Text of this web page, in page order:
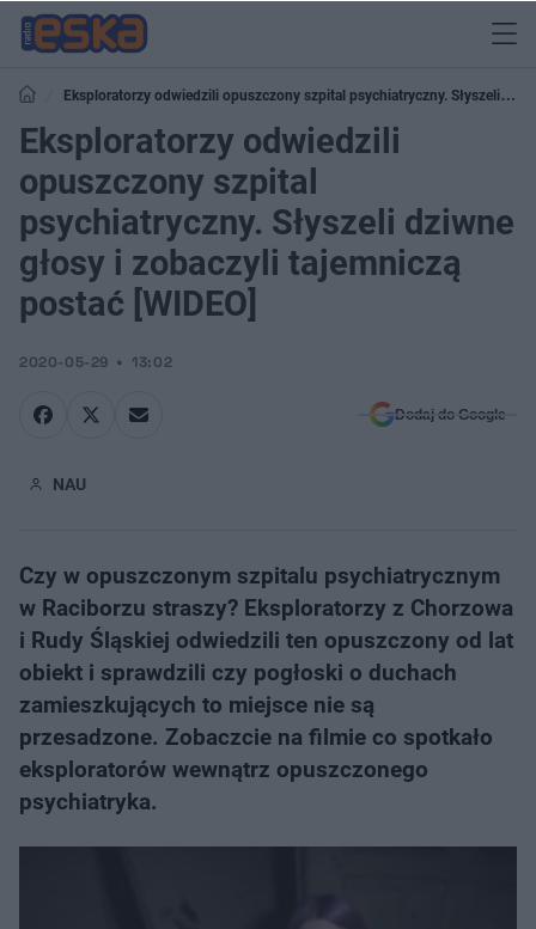
Eksploratorzy odwiedzili opuszczony szpital psychiatryczny. Słyszeli
dziwne głosy i zobaczyli tajemniczą postać [WIDEO]
Eksploratorzy odwiedzili
opuszczony szpital
psychiatryczny. Słyszeli dziwne
głosy i zobaczyli tajemniczą
postać [WIDEO]
2020-05-29 13:02
Dodaj do Google
NAU
Czy w opuszczonym szpitalu psychiatrycznym
w Raciborzu straszy? Eksploratorzy z Chorzowa
i Rudy Śląskiej odwiedzili ten opuszczony od lat
obiekt i sprawdzili czy pogłoski o duchach
zamieszkujących to miejsce nie są
przesadzone. Zobaczcie na filmie co spotkało
eksploratorów wewnątrz opuszczonego
psychiatryka.